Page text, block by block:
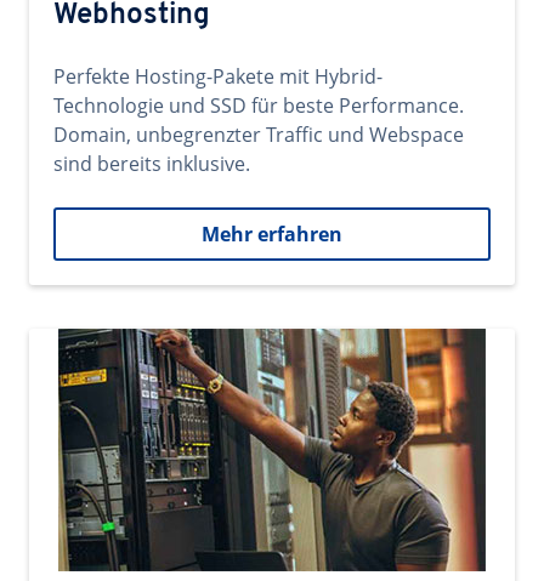
Webhosting
Perfekte Hosting-Pakete mit Hybrid-
Technologie und SSD für beste Performance.
Domain, unbegrenzter Traffic und Webspace
sind bereits inklusive.
Mehr erfahren